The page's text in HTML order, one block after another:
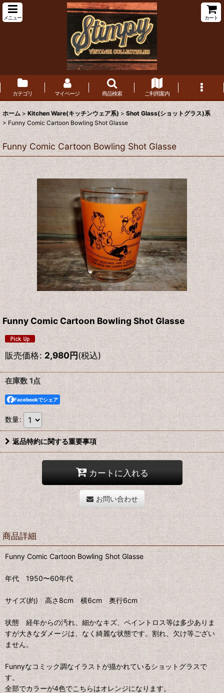
メニュー カート
カテゴリ マイページ 商品検索 ご利用案内
ホーム > Kitchen Ware(キッチンウェア系) > Shot Glass(ショットグラス)系
> Funny Comic Cartoon Bowling Shot Glasse
Funny Comic Cartoon Bowling Shot Glasse
Funny Comic Cartoon Bowling Shot Glasse
販売価格: 2,980円(税込)
在庫数 1点
Facebookでシェア
数量:
返品特約に関する重要事項
カートに入れる
お問い合わせ
商品詳細
Funny Comic Cartoon Bowling Shot Glasse
年代 1950〜60年代
サイズ(約) 高さ8cm 横6cm 奥行6cm
状態 経年からの汚れ、細かなキズ、ペイントロス等は多少ありま
すが大きなダメージは、なく綺麗な状態です。割れ、欠け等ござい
ません。
Funnyなコミック調なイラストが描かれているショットグラスで
す。
全部でカラーが4色でこちらはオレンジになります。